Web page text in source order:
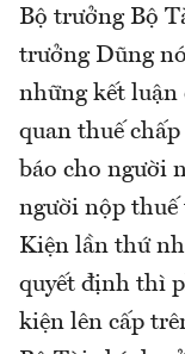
Bộ trưởng Bộ
trưởng Dũng
những kết luận
quan thuế
báo cho người
người nộp thuế
Kiện lần thứ
quyết định thì
kiện lên cấp